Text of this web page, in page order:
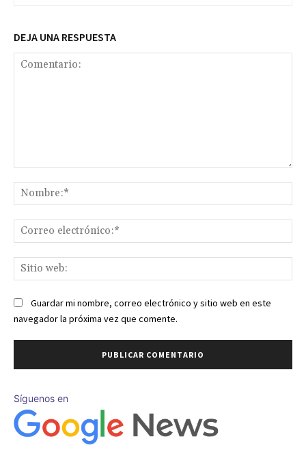
DEJA UNA RESPUESTA
Guardar mi nombre, correo electrónico y sitio web en este
navegador la próxima vez que comente.
Síguenos en